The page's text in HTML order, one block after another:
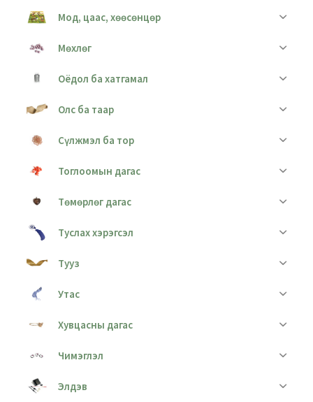
Мод, цаас, хөөсөнцөр
Мөхлөг
Оёдол ба хатгамал
Олс ба таар
Сүлжмэл ба тор
Тоглоомын дагас
Төмөрлөг дагас
Туслах хэрэгсэл
Тууз
Утас
Хувцасны дагас
Чимэглэл
Элдэв